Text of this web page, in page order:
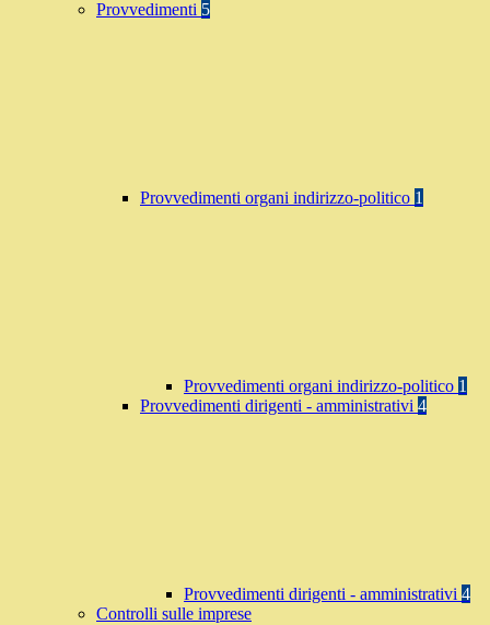
Provvedimenti 5
Provvedimenti organi indirizzo-politico 1
Provvedimenti organi indirizzo-politico 1
Provvedimenti dirigenti - amministrativi 4
Provvedimenti dirigenti - amministrativi 4
Controlli sulle imprese